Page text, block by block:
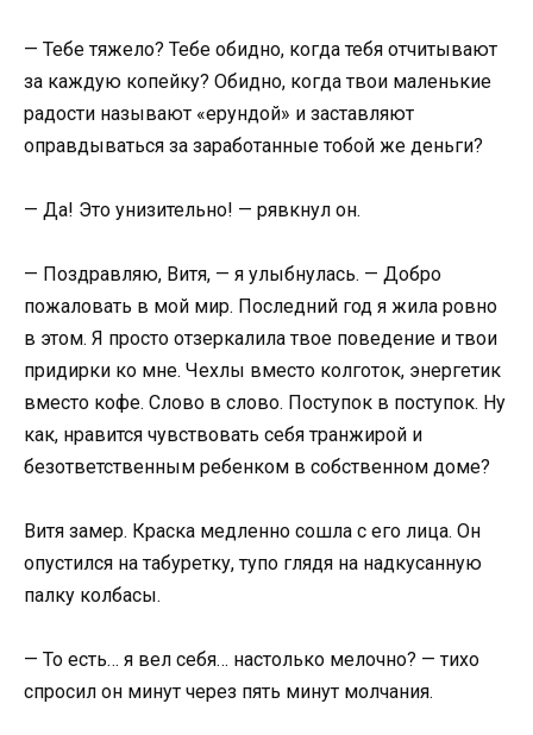
— Тебе тяжело? Тебе обидно, когда тебя отчитывают
за каждую копейку? Обидно, когда твои маленькие
радости называют «ерундой» и заставляют
оправдываться за заработанные тобой же деньги?
— Да! Это унизительно! — рявкнул он.
— Поздравляю, Витя, — я улыбнулась. — Добро
пожаловать в мой мир. Последний год я жила ровно
в этом. Я просто отзеркалила твое поведение и твои
придирки ко мне. Чехлы вместо колготок, энергетик
вместо кофе. Слово в слово. Поступок в поступок. Ну
как, нравится чувствовать себя транжирой и
безответственным ребенком в собственном доме?
Витя замер. Краска медленно сошла с его лица. Он
опустился на табуретку, тупо глядя на надкусанную
палку колбасы.
— То есть… я вел себя… настолько мелочно? — тихо
спросил он минут через пять минут молчания.